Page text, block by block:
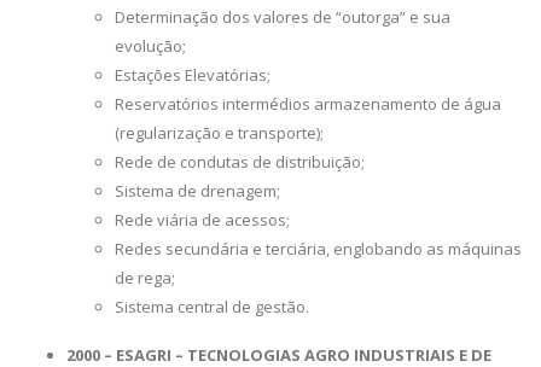
Determinação dos valores de “outorga” e sua
evolução;
Estações Elevatórias;
Reservatórios intermédios armazenamento de água
(regularização e transporte);
Rede de condutas de distribuição;
Sistema de drenagem;
Rede viária de acessos;
Redes secundária e terciária, englobando as máquinas
de rega;
Sistema central de gestão.
2000 – ESAGRI – TECNOLOGIAS AGRO INDUSTRIAIS E DE